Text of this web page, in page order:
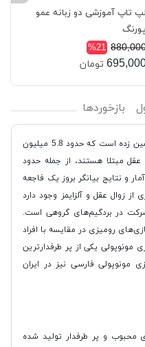
لپ تاپ آموزشی دو زبانه عمو
پورنگ
%21
تومان
بازخوردها
مرکز کنترل و پیشگیری از بیماری‌ها تخمین زده است که حدود 5.8 میلیون
عقل مبتلا هستند، از جمله حدود
زیر 65 سال! این آمار و نتایج بیانگر بروز یک فاجعه
زوال عقل و آلزایمز وجود دارد
در بردگیم‌های گروهی است.
رومیزی در مقایسه با افراد
فکری مونوپولی یکی از پر طرفدارترین
مونوپولی فارسی نیز در ایران
محبوب و پر طرفدار تولید شده